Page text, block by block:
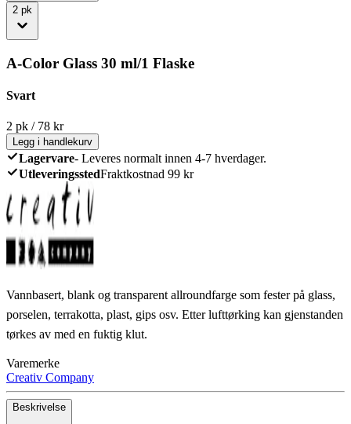
2 pk
A-Color Glass 30 ml/1 Flaske
Svart
2 pk / 78 kr
Legg i handlekurv
Lagervare- Leveres normalt innen 4-7 hverdager.
UtleveringsstedFraktkostnad 99 kr
Vannbasert, blank og transparent allroundfarge som fester på glass,
porselen, terrakotta, plast, gips osv. Etter lufttørking kan gjenstanden
tørkes av med en fuktig klut.
Varemerke
Creativ Company
Beskrivelse